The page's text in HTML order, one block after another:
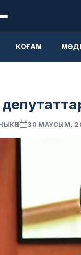
ҚОҒАМ
30 МАУСЫМ,